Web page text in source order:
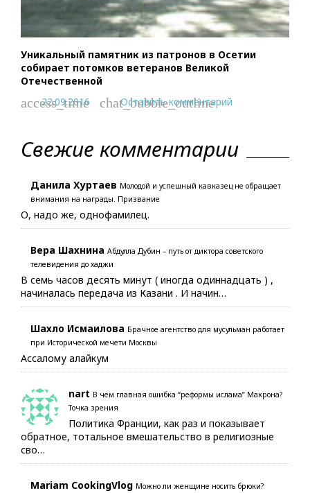
Уникальный памятник из патронов в Осетии
собирает потомков ветеранов Великой
Отечественной
access_time
22.09.2016 chat_bubble_outline
Оставить комментарий
Свежие комментарии
Данила Хуртаев Молодой и успешный кавказец не обращает
внимания на награды. Призвание
О, надо же, однофамилец.
Вера Шахнина Абдулла Дубин – путь от диктора советского
телевидения до хаджи
В семь часов десять минут ( иногда одиннадцать ) ,
начиналась передача из Казани . И начин…
Шахло Исмаилова Брачное агентство для мусульман работает
при Исторической мечети Москвы
Ассалому алайкум
nart В чем главная ошибка “реформы ислама” Макрона?
Точка зрения
Политика Франции, как раз и показывает
обратное, тотальное вмешательство в религиозные
сво…
Mariam CookingVlog Можно ли женщине носить брюки?